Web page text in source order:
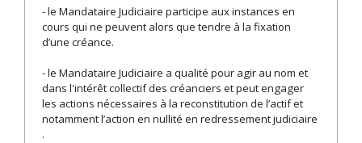
- le Mandataire Judiciaire participe aux instances en
cours qui ne peuvent alors que tendre à la fixation
d’une créance.
- le Mandataire Judiciaire a qualité pour agir au nom et
dans l'intérêt collectif des créanciers et peut engager
les actions nécessaires à la reconstitution de l’actif et
notamment l’action en nullité en redressement judiciaire
.